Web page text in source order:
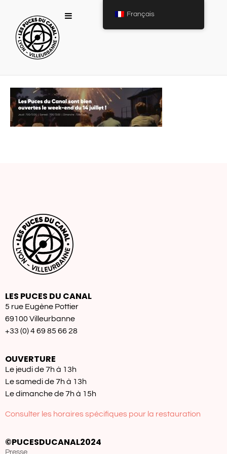
LES PUCES DU CANAL
5 rue Eugène Pottier
69100 Villeurbanne
+33 (0) 4 69 85 66 28
OUVERTURE
Le jeudi de 7h à 13h
Le samedi de 7h à 13h
Le dimanche de 7h à 15h
Consulter les horaires spécifiques pour la restauration
©PUCESDUCANAL2024
Presse
Français